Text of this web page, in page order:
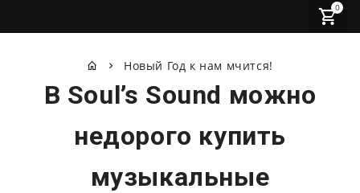
0
Новый Год к нам мчится!
В Soul’s Sound можно
недорого купить
музыкальные